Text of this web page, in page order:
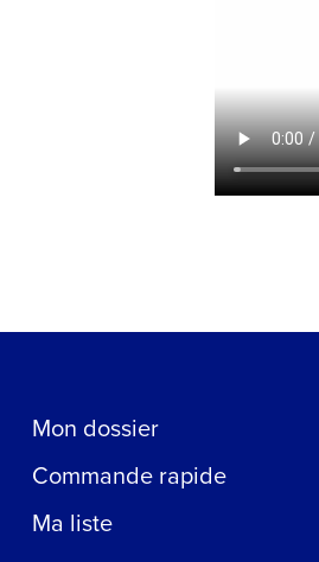
Mon dossier
Commande rapide
Ma liste